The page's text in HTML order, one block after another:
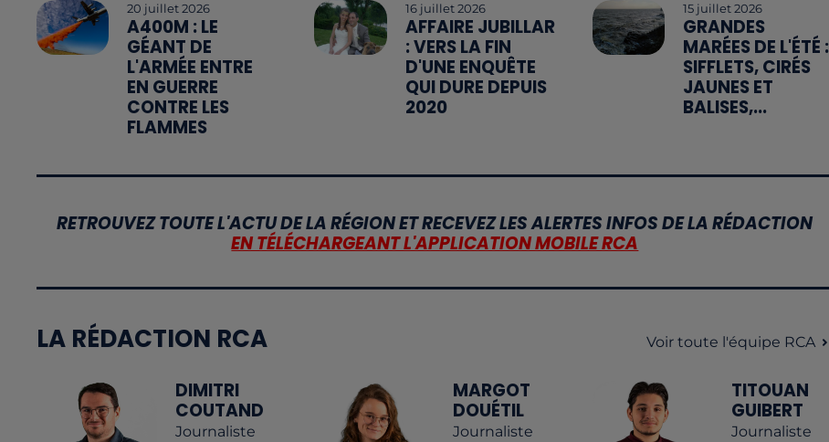
20 juillet 2026
A400M : LE
GÉANT DE
L'ARMÉE ENTRE
EN GUERRE
CONTRE LES
FLAMMES
16 juillet 2026
AFFAIRE JUBILLAR
: VERS LA FIN
D'UNE ENQUÊTE
QUI DURE DEPUIS
2020
15 juillet 2026
GRANDES
MARÉES DE L'ÉTÉ :
SIFFLETS, CIRÉS
JAUNES ET
BALISES,...
RETROUVEZ TOUTE L'ACTU DE LA RÉGION ET RECEVEZ LES ALERTES INFOS DE LA RÉDACTION
EN TÉLÉCHARGEANT L'APPLICATION MOBILE RCA
LA RÉDACTION RCA Voir toute l'équipe RCA
DIMITRI
COUTAND
Journaliste
MARGOT
DOUÉTIL
Journaliste
TITOUAN
GUIBERT
Journaliste